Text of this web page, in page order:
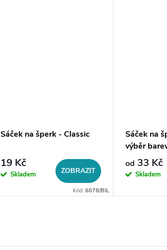
Sáček na šperk - Classic
19 Kč
Skladem ZOBRAZIT
Kód: 6078/BIL
Sáček na
výběr
od 33 Kč
Skladem